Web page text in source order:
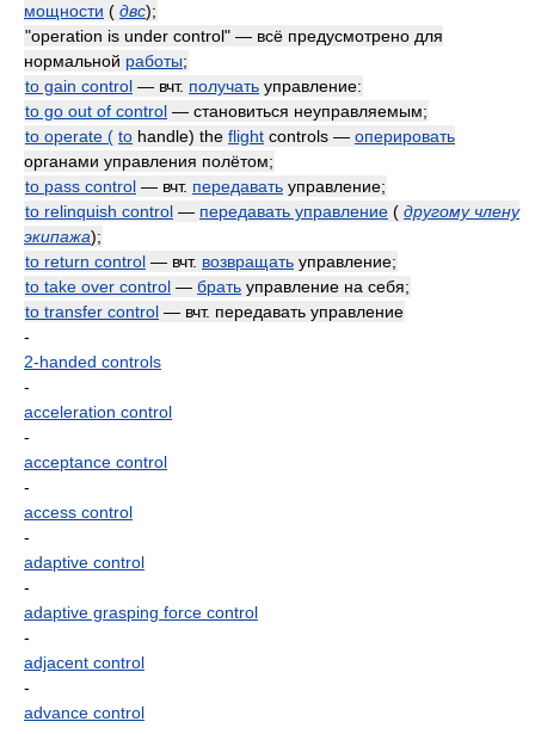
мощности ( двс);
"operation is under control" — всё предусмотрено для
нормальной работы;
to gain control — вчт. получать управление:
to go out of control — становиться неуправляемым;
to operate ( to handle) the flight controls — оперировать
органами управления полётом;
to pass control — вчт. передавать управление;
to relinquish control — передавать управление ( другому члену
экипажа);
to return control — вчт. возвращать управление;
to take over control — брать управление на себя;
to transfer control — вчт. передавать управление
-
2-handed controls
-
acceleration control
-
acceptance control
-
access control
-
adaptive control
-
adaptive grasping force control
-
adjacent control
-
advance control